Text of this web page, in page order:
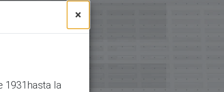
×
1931hasta la